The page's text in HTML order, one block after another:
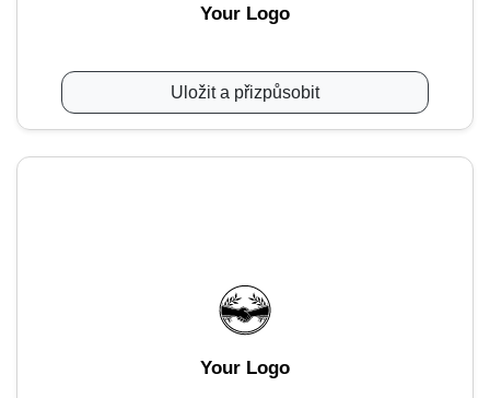
Your Logo
Uložit a přizpůsobit
Your Logo